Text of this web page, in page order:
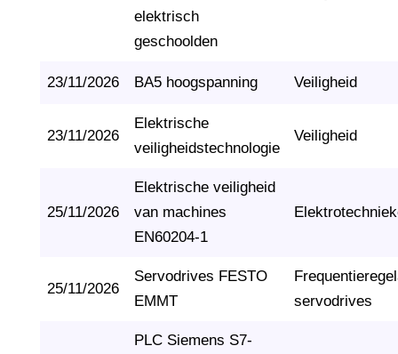
elektrisch
geschoolden
23/11/2026 BA5 hoogspanning Veiligheid
23/11/2026
Elektrische
veiligheidstechnologie
Veiligheid
25/11/2026
Elektrische veiligheid
van machines
EN60204-1
25/11/2026
Servodrives FESTO
EMMT
servodrives
PLC Siemens S7-